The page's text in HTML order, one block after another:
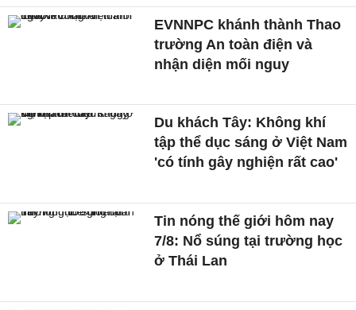
EVNNPC khánh thành Thao
trường An toàn điện và
nhận diện mối nguy
Du khách Tây: Không khí
tập thể dục sáng ở Việt Nam
'có tính gây nghiện rất cao'
Tin nóng thế giới hôm nay
7/8: Nổ súng tại trường học
ở Thái Lan